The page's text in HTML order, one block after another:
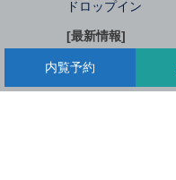
ドロップイン
[最新情報]
人気のオフィス
内覧予約
内覧予約